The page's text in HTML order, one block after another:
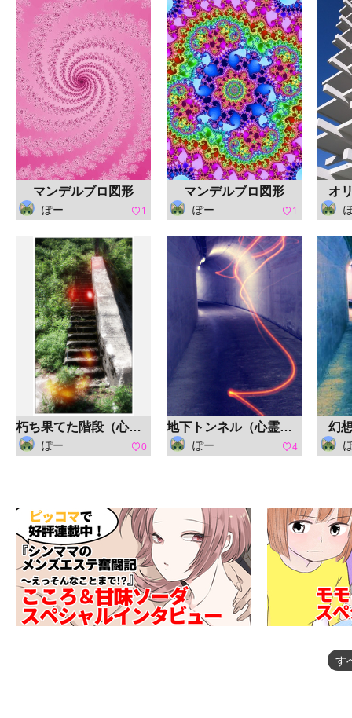
マンデルブロ図形
ぽー 1
マンデルブロ図形
ぽー 1
オ
朽ち果てた階段（心霊写真風）
ぽー 0
地下トンネル（心霊写真風）
ぽー 4
幻
す